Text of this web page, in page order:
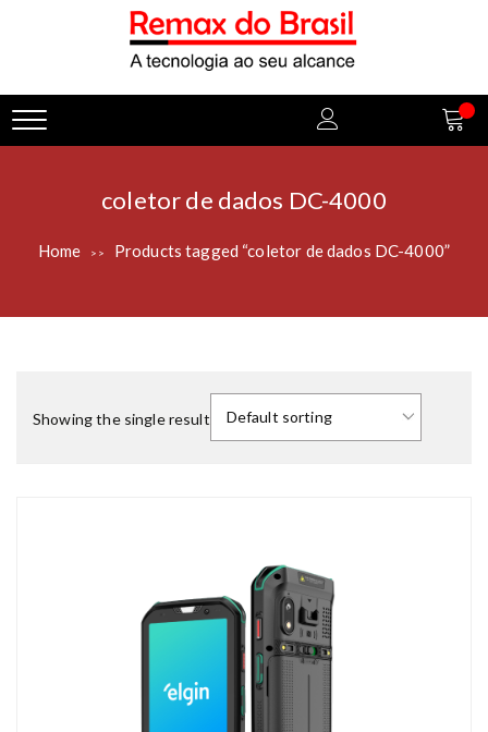
coletor de dados DC-4000
Home >> Products tagged “coletor de dados DC-4000”
Showing the single result